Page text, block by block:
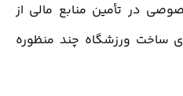
در تأمین منابع مالی از
ساخت ورزشگاه چند منظوره